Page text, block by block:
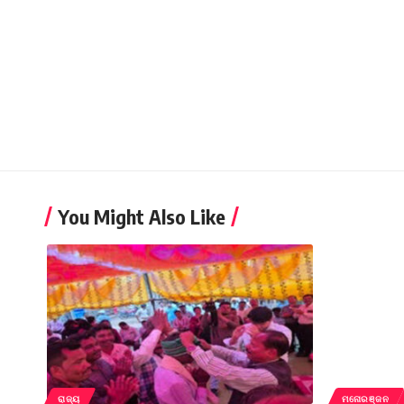
You Might Also Like
ରାଜ୍ୟ ମନୋରଞ୍ଜନ